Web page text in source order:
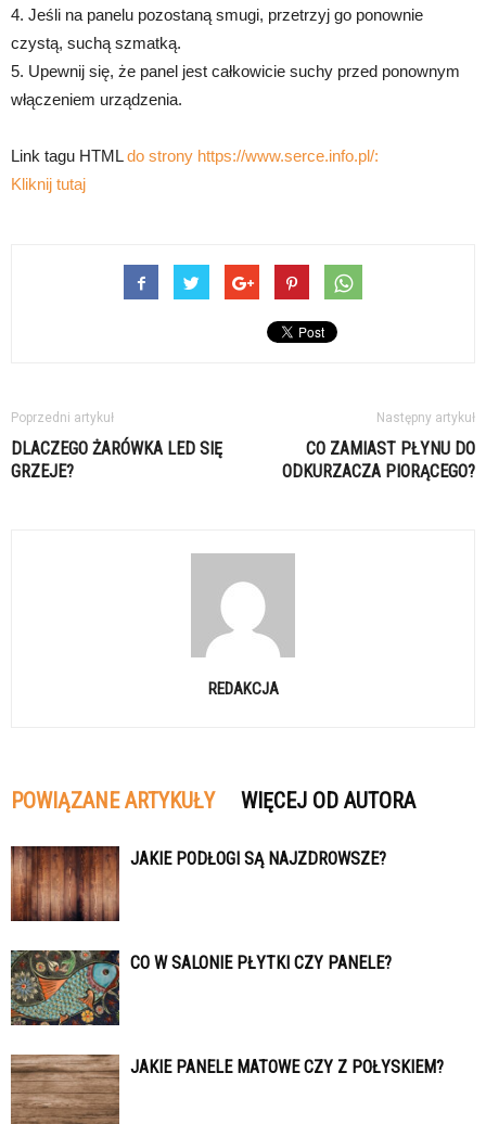
4. Jeśli na panelu pozostaną smugi, przetrzyj go ponownie
czystą, suchą szmatką.
5. Upewnij się, że panel jest całkowicie suchy przed ponownym
włączeniem urządzenia.
Link tagu HTMLdo strony https://www.serce.info.pl/:
Kliknij tutaj
Poprzedni artykuł
DLACZEGO ŻARÓWKA LED SIĘ
GRZEJE?
Następny artykuł
CO ZAMIAST PŁYNU DO
ODKURZACZA PIORĄCEGO?
REDAKCJA
POWIĄZANE ARTYKUŁY WIĘCEJ OD AUTORA
JAKIE PODŁOGI SĄ NAJZDROWSZE?
CO W SALONIE PŁYTKI CZY PANELE?
JAKIE PANELE MATOWE CZY Z POŁYSKIEM?